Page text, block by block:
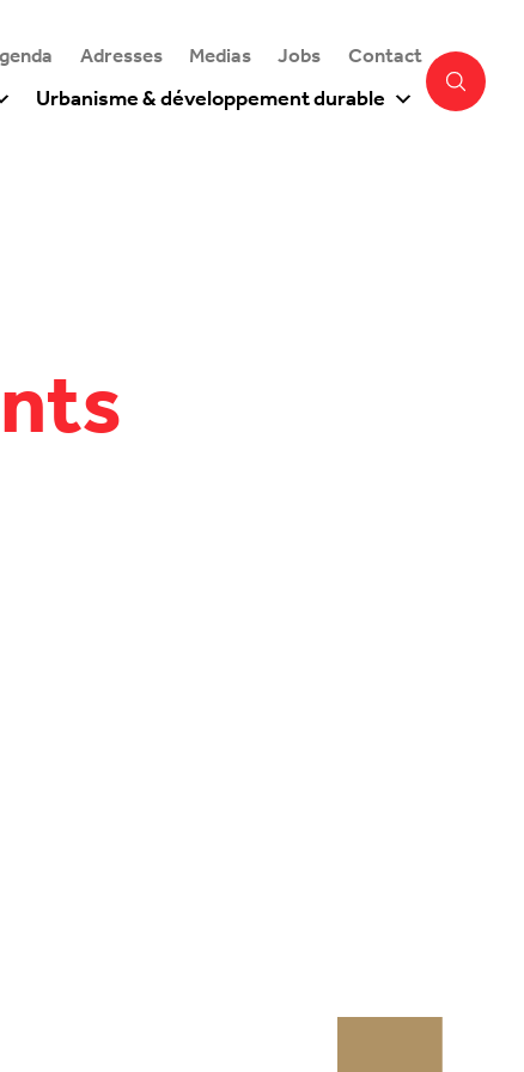
Adresses Medias Jobs Contact
Urbanisme & développement durable